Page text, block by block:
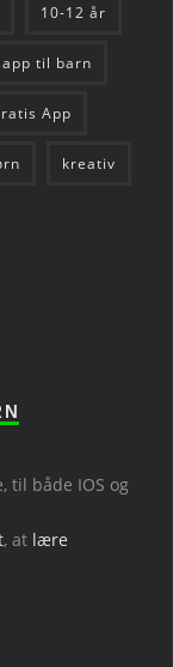
10-12 år
app til barn
App
kreativ
til både IOS og
, at lære